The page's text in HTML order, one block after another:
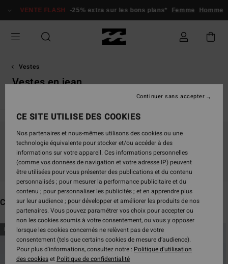
sélection
produits
VENTE FLASH -25% extra sur les bons plans* Femme Homme
Vestes
Vestes en jean
Ne partez pas trop loin, nos produits seront
bientôt de retour
Ces produits pourraient vous plaire
Passer
aux
critères
Aller
a
NOUVEAUTÉ NOUVEAUTÉ
CE SITE UTILISE DES COOKIES
Nos partenaires et nous-mêmes utilisons des cookies ou une
technologie équivalente pour stocker et/ou accéder à des
informations sur votre appareil. Ces informations personnelles
(comme vos données de navigation et votre adresse IP) peuvent
être utilisées pour vous présenter des publications et du contenu
personnalisés ; pour mesurer la performance publicitaire et du
contenu ; pour personnaliser les publicités ; et en apprendre plus
sur leur audience ; pour développer et améliorer les produits de nos
partenaires. Vous pouvez paramétrer vos choix pour accepter ou
non les cookies soumis à votre consentement, ou vous y opposer
lorsque les cookies concernés ne relèvent pas de votre
consentement (tels que certains cookies de mesure d’audience).
Pour plus d'informations, consultez notre : Politique d'utilisation
des cookieset Politique de confidentialité
Continuer sans accepter